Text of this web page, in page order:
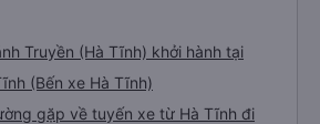
Truyền (Hà Tĩnh) khởi hành tại
(Bến xe Hà Tĩnh)
gặp về tuyến xe từ Hà Tĩnh đi